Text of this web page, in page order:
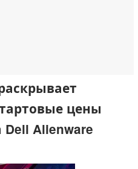
цены
Alienware